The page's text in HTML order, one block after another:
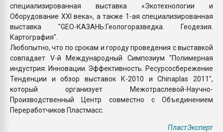
специализированная выставка «Экотехнологии и
Оборудование ХХI века», а также 1-ая специализированная
выставка "GEO-КАЗАНЬ:Геологоразведка. Геодезия.
Картография".
Любопытно, что по срокам и городу проведения с выставкой
совпадает V-й Международный Симпозиум "Полимерная
индустрия: Инновации. Эффективность. Ресурсосбережение
Тенденции и обзор выставок К-2010 и Chinaplas 2011",
который организует Межотраслевой-Научно-
Производственный Центр совместно с Объединением
Переработчиков Пластмасс.
ПластЭксперт